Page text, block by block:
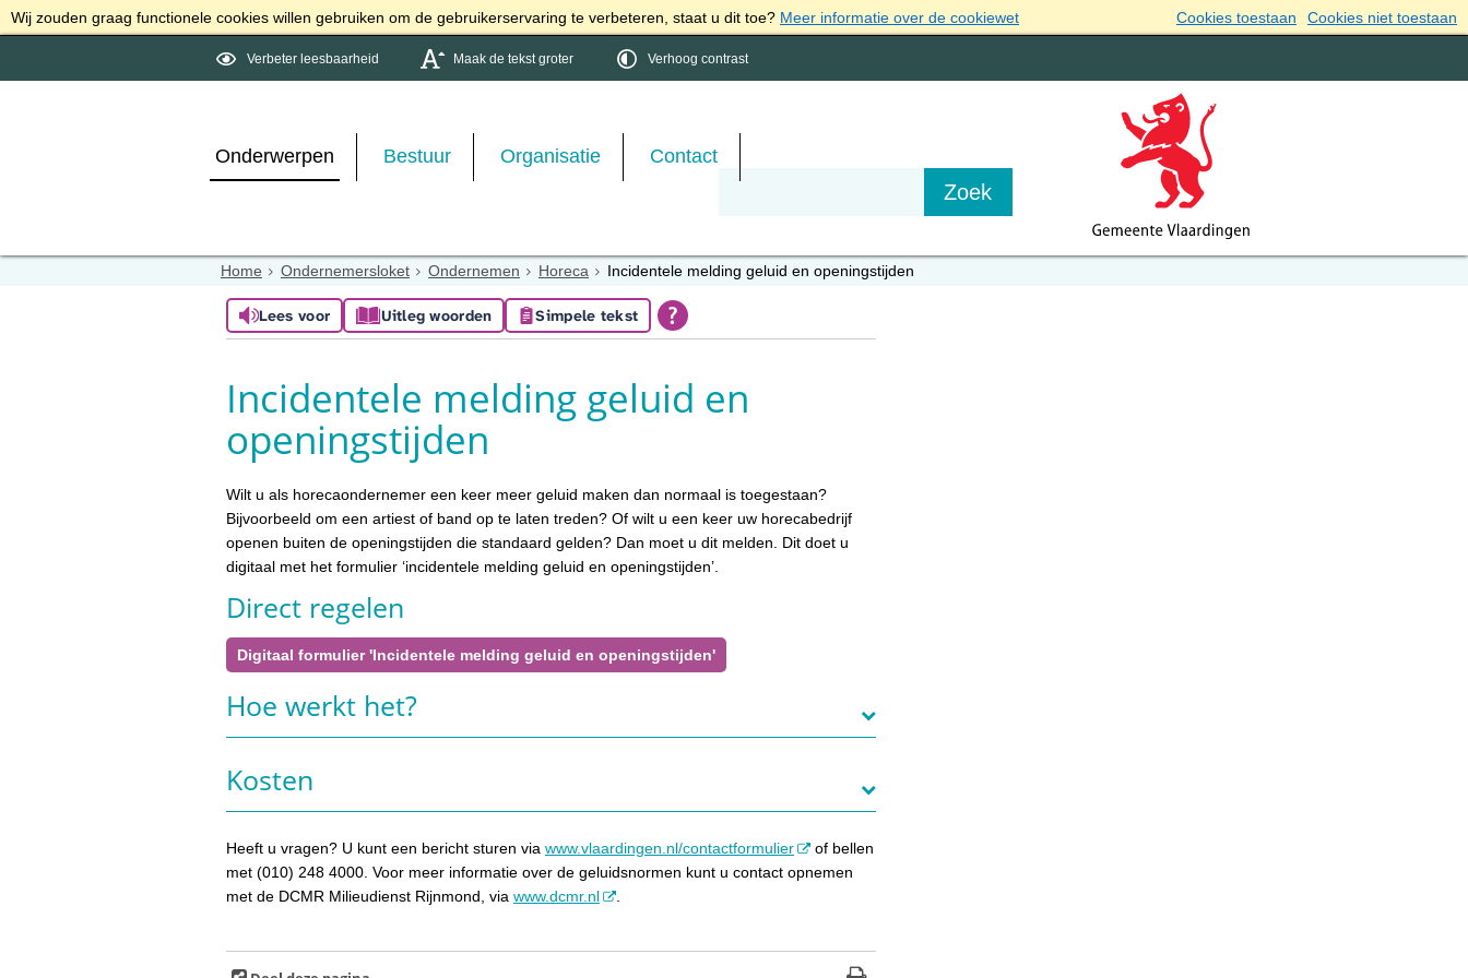
Wij zouden graag functionele cookies willen gebruiken om de gebruikerservaring te verbeteren, staat u dit toe? Meer informatie over de cookiewet Cookies toestaan Cookies niet toestaan
Verbeter leesbaarheid Maak de tekst groter Verhoog contrast
Onderwerpen Bestuur Organisatie Contact
Home Ondernemersloket Ondernemen Horeca Incidentele melding geluid en openingstijden
Lees voor Uitleg woorden Simpele tekst
Incidentele melding geluid en
openingstijden
Wilt u als horecaondernemer een keer meer geluid maken dan normaal is toegestaan?
Bijvoorbeeld om een artiest of band op te laten treden? Of wilt u een keer uw horecabedrijf
openen buiten de openingstijden die standaard gelden? Dan moet u dit melden. Dit doet u
digitaal met het formulier ‘incidentele melding geluid en openingstijden’.
Direct regelen
Digitaal formulier 'Incidentele melding geluid en openingstijden'
Hoe werkt het?
Kosten
Heeft u vragen? U kunt een bericht sturen via www.vlaardingen.nl/contactformulier
of bellen
met (010) 248 4000. Voor meer informatie over de geluidsnormen kunt u contact opnemen
met de DCMR Milieudienst Rijnmond, via www.dcmr.nl